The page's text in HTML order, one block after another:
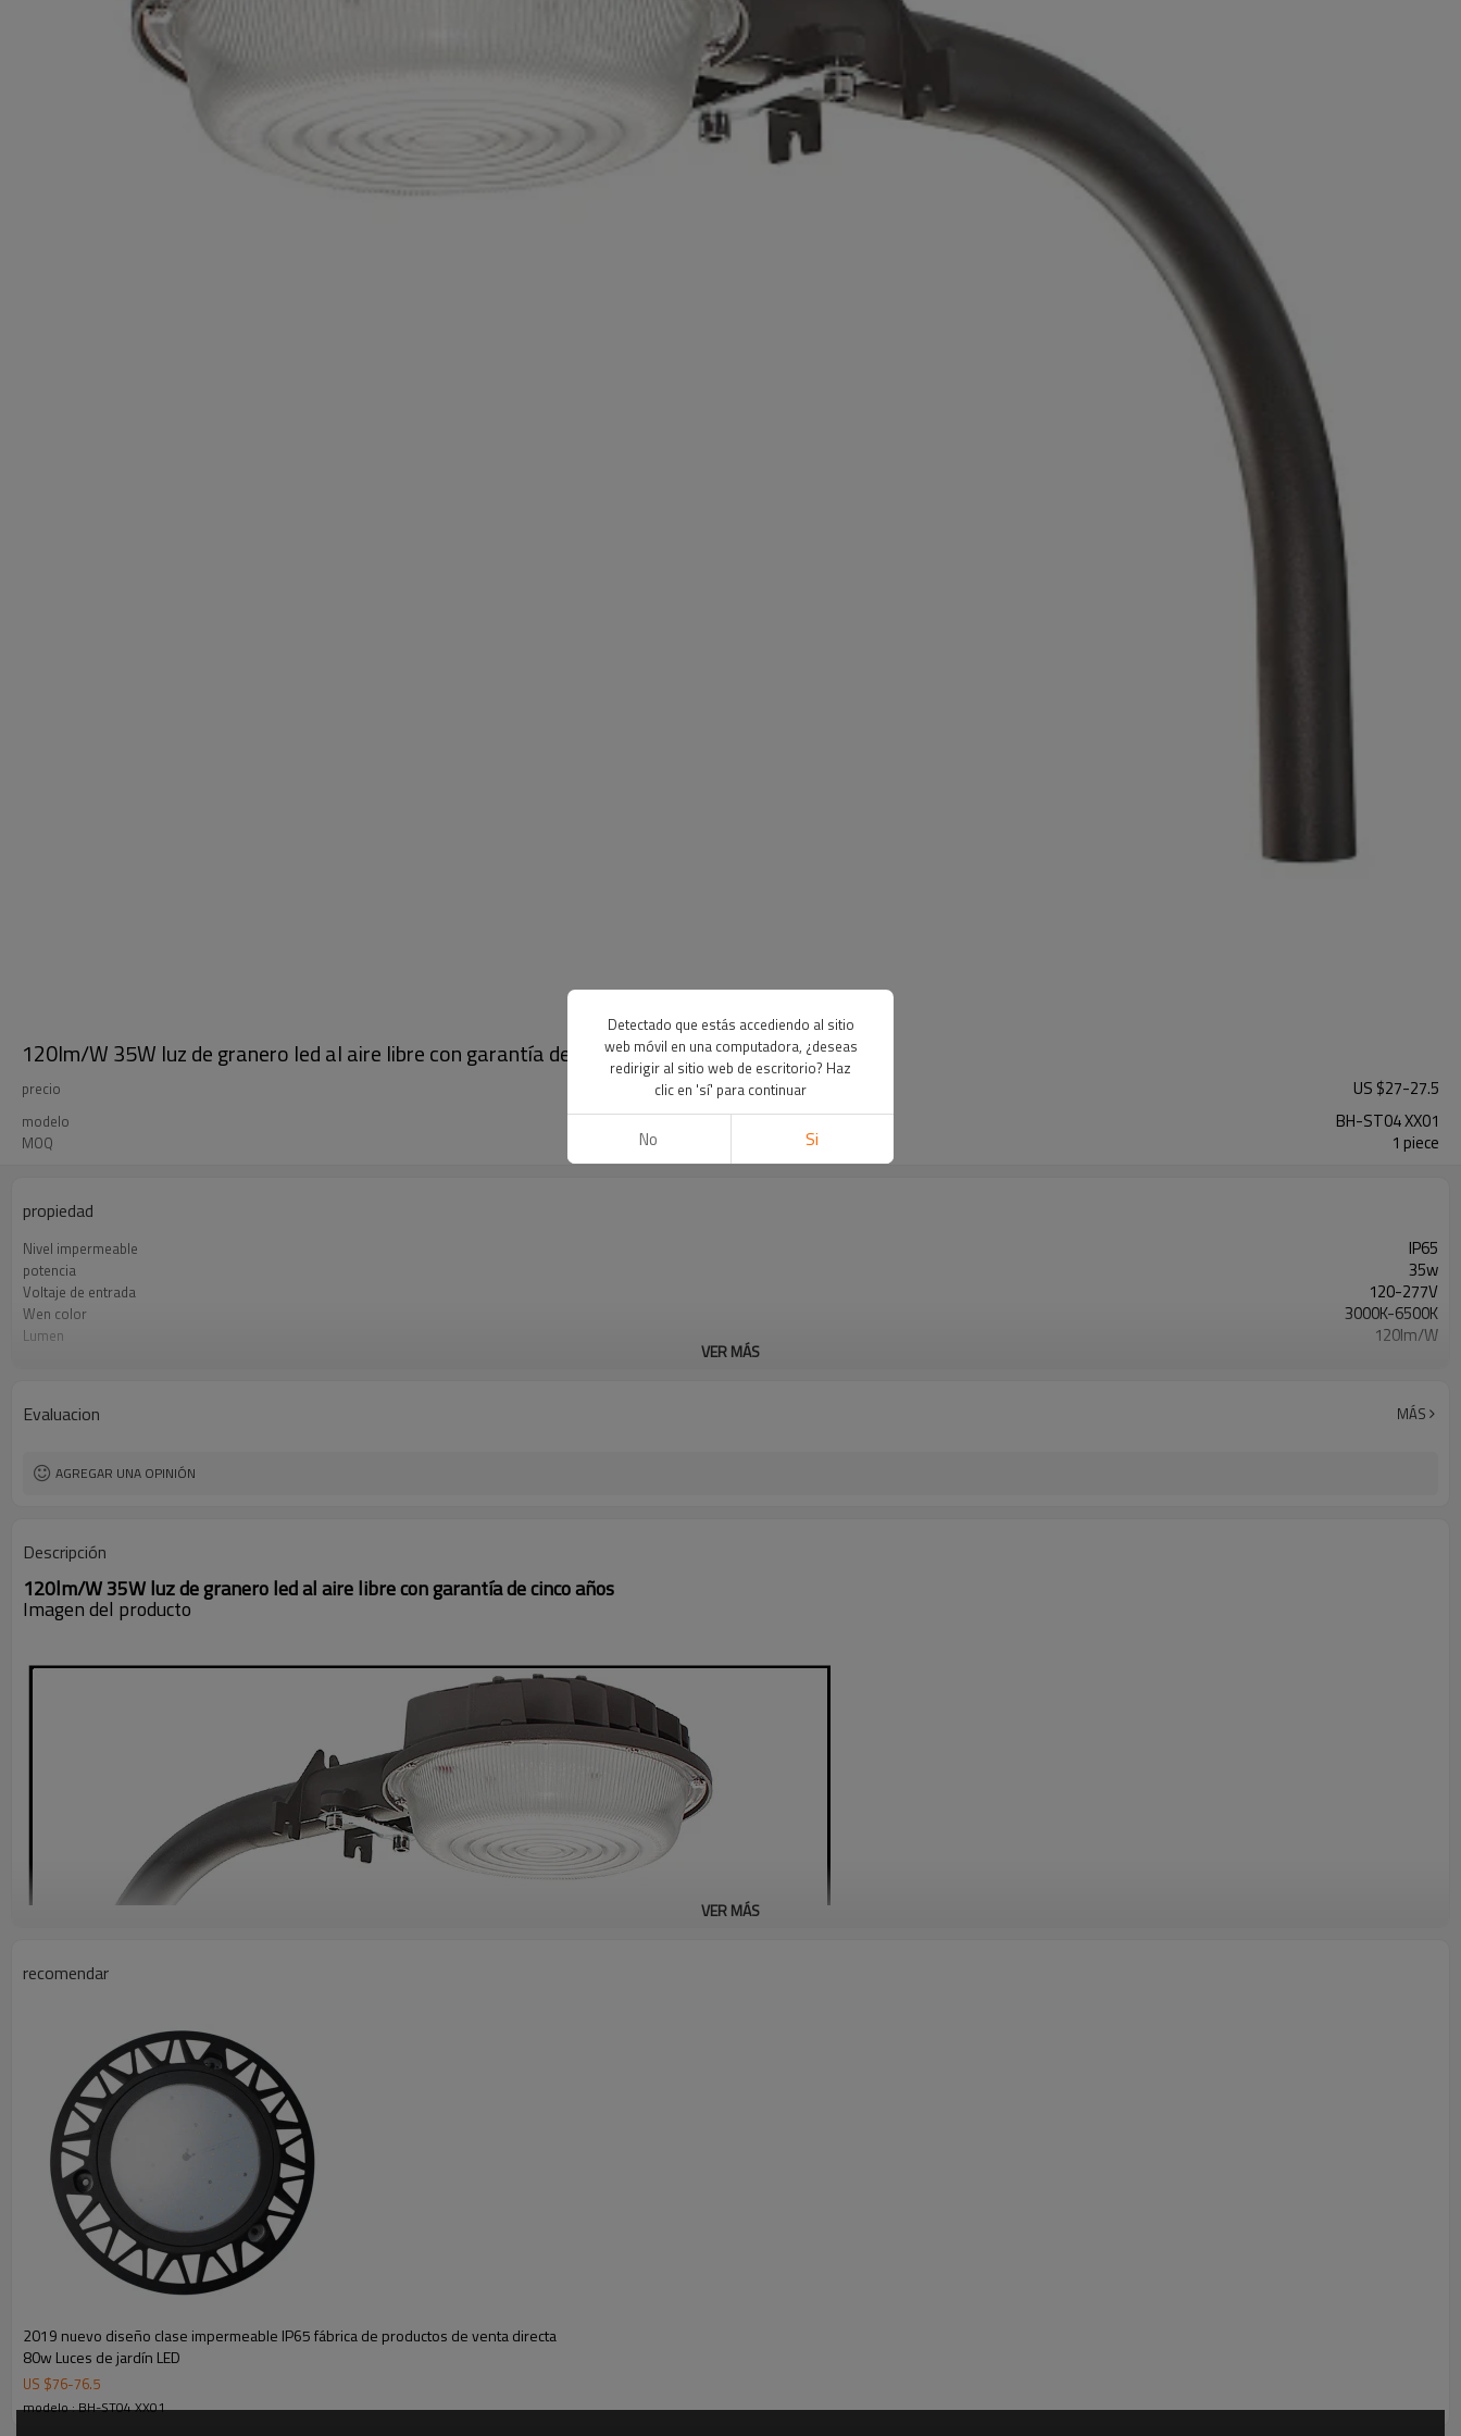
120lm/W 35W luz de granero led al aire libre con garantía de cinco años
precio US $27-27.5
modelo BH-ST04 XX01
MOQ 1 piece
propiedad
Nivel impermeable IP65
potencia 35w
Voltaje de entrada 120-277V
Wen color 3000K-6500K
Lumen 120lm/W
1.35kg
Tamaño del producto 285x195x100mm
VER MÁS
Evaluacion MÁS
AGREGAR UNA OPINIÓN
Descripción
120lm/W 35W luz de granero led al aire libre con garantía de cinco años
Imagen del producto
Las características
• voltaje universal ac120-277v;
•120lm/W para pinzas
VER MÁS
recomendar
2019 nuevo diseño clase impermeable IP65 fábrica de productos de venta directa
80w Luces de jardín LED
US $76-76.5
modelo : BH-ST04 XX01
Detectado que estás accediendo al sitio
web móvil en una computadora, ¿deseas
redirigir al sitio web de escritorio? Haz
clic en 'sí' para continuar
No Si